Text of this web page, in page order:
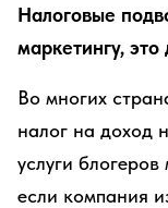
Налоговые
маркетингу, это
Во многих
налог на доход
услуги
если компания